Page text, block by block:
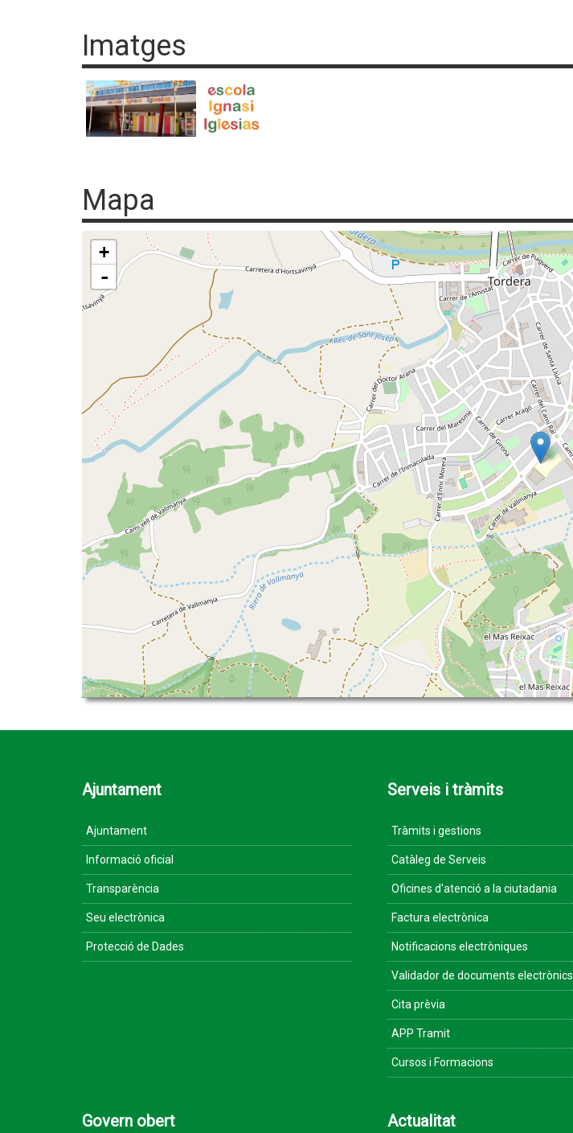
Imatges
Mapa
+
-
Ajuntament
Ajuntament
Informació oficial
Transparència
Seu electrònica
Protecció de Dades
Serveis i tràmits
Tràmits i gestions
Catàleg de Serveis
Oficines d'atenció a la ciutadania
Factura electrònica
Notificacions electròniques
Validador de documents electrònics
Cita prèvia
APP Tramit
Cursos i Formacions
Govern obert Actualitat